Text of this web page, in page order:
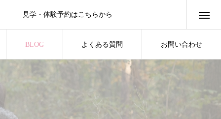
BLOG よくある質問 お問い合わせ
見学・体験予約はこちらから